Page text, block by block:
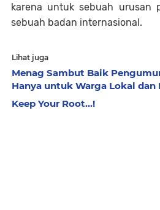
karena untuk sebuah urusan
sebuah badan internasional.
Lihat juga
Menag Sambut Baik
Hanya untuk Warga Lokal dan
Keep Your Root...!